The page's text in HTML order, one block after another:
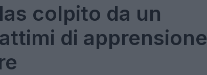
colpito da un
di apprensione